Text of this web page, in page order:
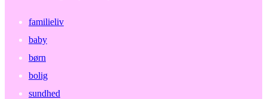
familieliv
baby
børn
bolig
sundhed